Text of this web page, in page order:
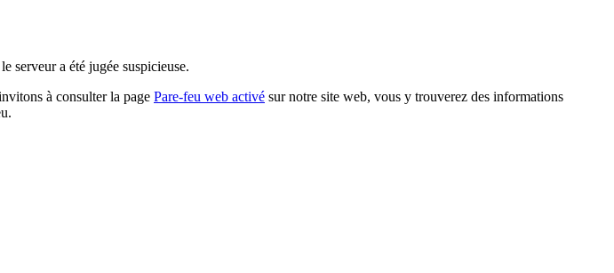
serveur a été jugée suspicieuse.
à consulter la page Pare-feu web activé sur notre site web, vous y trouverez des informations